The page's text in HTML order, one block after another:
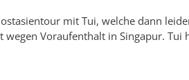
mit Tui, welche dann
wegen Voraufenthalt in Singapur.